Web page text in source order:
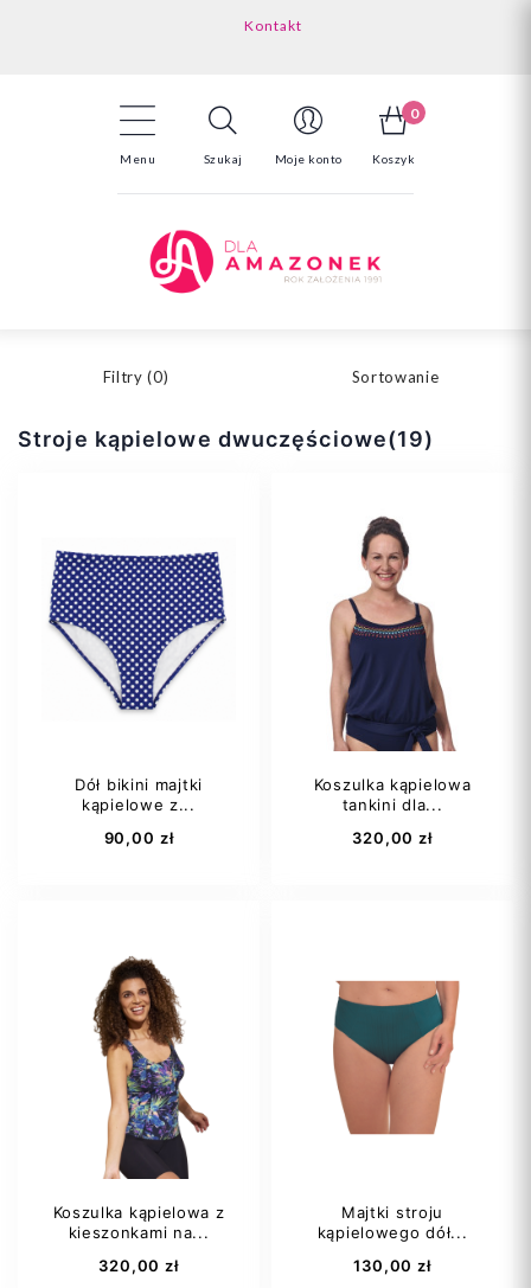
Kontakt
Menu Szukaj Moje konto
0
Koszyk
Filtry (0) Sortowanie
Stroje kąpielowe dwuczęściowe(19)
Dół bikini majtki
kąpielowe z...
90,00 zł
42
Dodaj do koszyka
Koszulka kąpielowa
tankini dla...
320,00 zł
50D
Dodaj do koszyka
Koszulka kąpielowa z
kieszonkami na...
320,00 zł
Majtki stroju
kąpielowego dół...
130,00 zł